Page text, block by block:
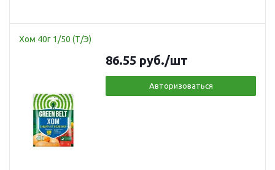
Хом 40г 1/50 (Т/Э)
86.55 руб./шт
Авторизоваться